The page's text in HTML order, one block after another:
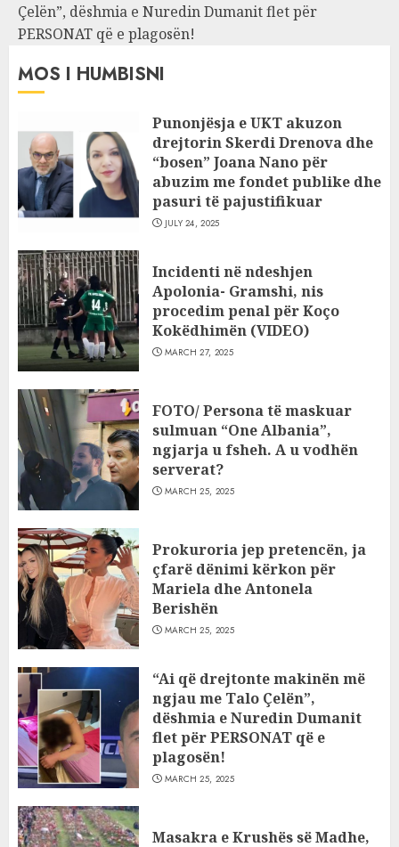
Çelën”, dëshmia e Nuredin Dumanit flet për
PERSONAT që e plagosën!
MOS I HUMBISNI
Punonjësja e UKT akuzon
drejtorin Skerdi Drenova dhe
“bosen” Joana Nano për
abuzim me fondet publike dhe
pasuri të pajustifikuar
JULY 24, 2025
Incidenti në ndeshjen
Apolonia- Gramshi, nis
procedim penal për Koço
Kokëdhimën (VIDEO)
MARCH 27, 2025
FOTO/ Persona të maskuar
sulmuan “One Albania”,
ngjarja u fsheh. A u vodhën
serverat?
MARCH 25, 2025
Prokuroria jep pretencën, ja
çfarë dënimi kërkon për
Mariela dhe Antonela
Berishën
MARCH 25, 2025
“Ai që drejtonte makinën më
ngjau me Talo Çelën”,
dëshmia e Nuredin Dumanit
flet për PERSONAT që e
plagosën!
MARCH 25, 2025
Masakra e Krushës së Madhe,